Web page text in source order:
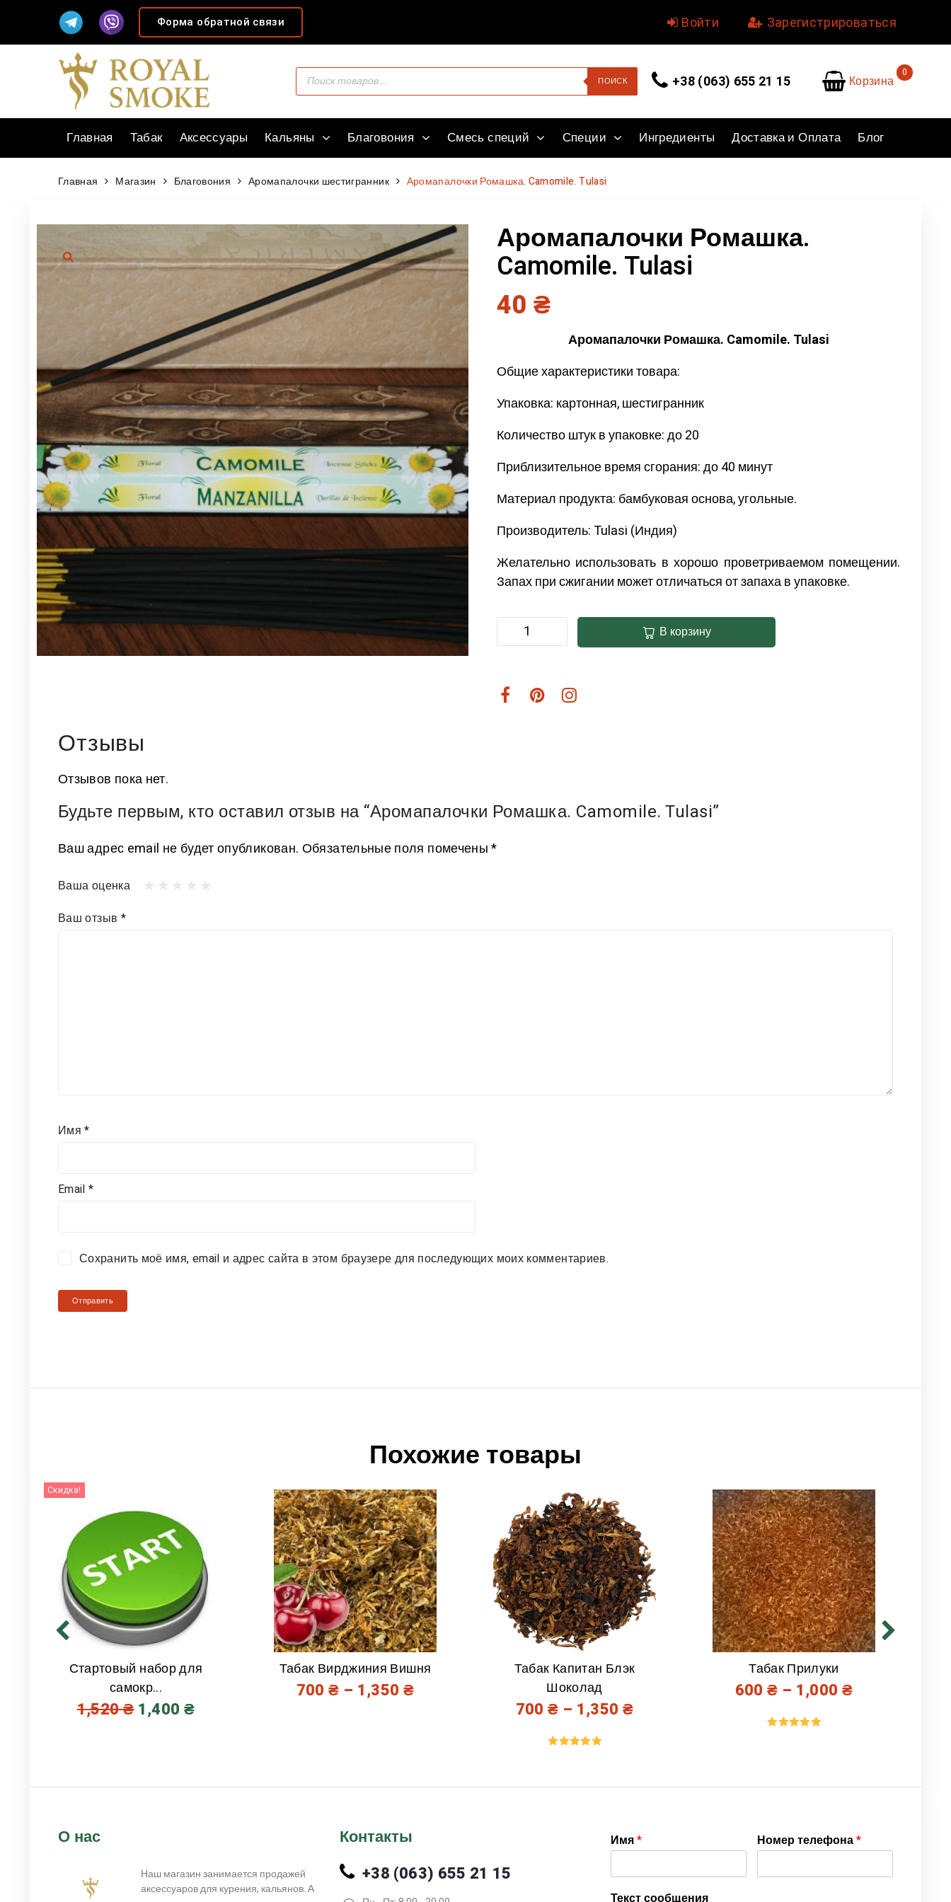
Форма обратной связи Войти Зарегистрироваться
ПОИСК +38 (063) 655 21 15 Корзина
0
Главная Табак Аксессуары Кальяны Благовония Смесь специй Специи Ингредиенты Доставка и Оплата Блог
Главная Магазин Благовония Аромапалочки шестигранник Аромапалочки Ромашка. Camomile. Tulasi
Аромапалочки Ромашка.
Camomile. Tulasi
40₴
Аромапалочки Ромашка. Camomile. Tulasi
Общие характеристики товара:
Упаковка: картонная, шестигранник
Количество штук в упаковке: до 20
Приблизительное время сгорания: до 40 минут
Материал продукта: бамбуковая основа, угольные.
Производитель: Tulasi (Индия)
Желательно использовать в хорошо проветриваемом помещении.
Запах при сжигании может отличаться от запаха в упаковке.
В корзину
Отзывы
Отзывов пока нет.
Будьте первым, кто оставил отзыв на “Аромапалочки Ромашка. Camomile. Tulasi”
Ваш адрес email не будет опубликован. Обязательные поля помечены*
Ваша оценка
Ваш отзыв *
Имя*
Email*
Сохранить моё имя, email и адрес сайта в этом браузере для последующих моих комментариев.
Похожие товары
Скидка!
Стартовый набор для
самокр...
1,520₴ 1,400 ₴
Табак Вирджиния Вишня
700₴ – 1,350 ₴
Табак Капитан Блэк
Шоколад
700₴ – 1,350 ₴
Табак Прилуки
600₴ – 1,000 ₴
О нас
Наш магазин занимается продажей
аксессуаров для курения, кальянов. А
Контакты
+38 (063) 655 21 15
Имя* Номер телефона*
Текст сообщения